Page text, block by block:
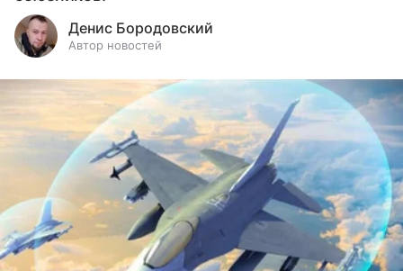
Денис Бородовский
Автор новостей